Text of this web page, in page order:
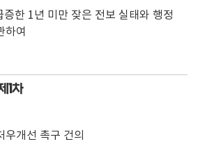
한 1년 미만 잦은 전보 실태와 행정
하여
1차
우개선 촉구 건의